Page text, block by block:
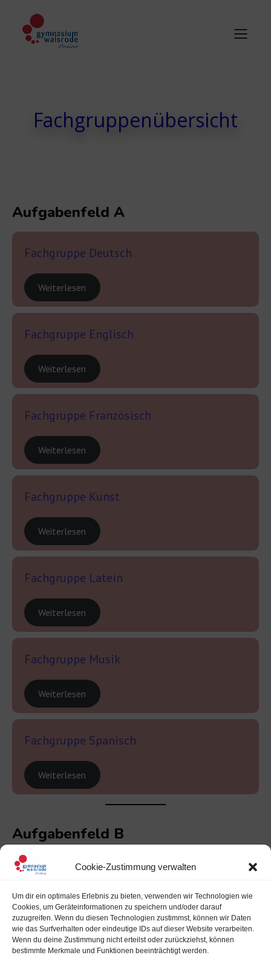
Cookie-Zustimmung verwalten
Um dir ein optimales Erlebnis zu bieten, verwenden wir Technologien wie
Cookies, um Geräteinformationen zu speichern und/oder darauf
zuzugreifen. Wenn du diesen Technologien zustimmst, können wir Daten
wie das Surfverhalten oder eindeutige IDs auf dieser Website verarbeiten.
Wenn du deine Zustimmung nicht erteilst oder zurückziehst, können
bestimmte Merkmale und Funktionen beeinträchtigt werden.
Fachgruppenübersicht
Aufgabenfeld A
Fachgruppe Deutsch
Weiterlesen
Fachgruppe Englisch
Weiterlesen
Fachgruppe Französisch
Weiterlesen
Fachgruppe Kunst
Weiterlesen
Fachgruppe Latein
Weiterlesen
Fachgruppe Musik
Weiterlesen
Fachgruppe Spanisch
Weiterlesen
Aufgabenfeld B
Weiterlesen